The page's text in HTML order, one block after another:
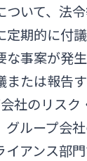
ついて、法
定期的に付
な事案が発
たは報告す
会社のリス
ループ会社
イアンス部